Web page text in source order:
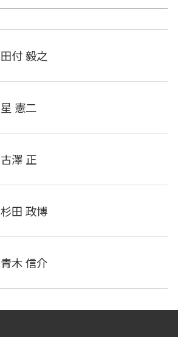
田付 毅之
星 憲二
古澤 正
杉田 政博
青木 信介